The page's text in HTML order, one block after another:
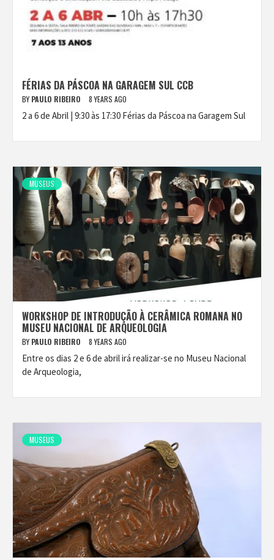
FÉRIAS DA PÁSCOA NA GARAGEM SUL CCB
BY PAULO RIBEIRO 8 YEARS AGO
2 a 6 de Abril | 9:30 às 17:30 Férias da Páscoa na Garagem Sul
MUSEUS
WORKSHOP DE INTRODUÇÃO À CERÂMICA ROMANA NO
MUSEU NACIONAL DE ARQUEOLOGIA
BY PAULO RIBEIRO 8 YEARS AGO
Entre os dias 2 e 6 de abril irá realizar-se no Museu Nacional
de Arqueologia,
MUSEUS